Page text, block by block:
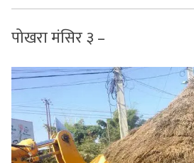
सुचनाहरु
स्वास्थ्य
भिडियो
पोखरा मंसिर ३ –